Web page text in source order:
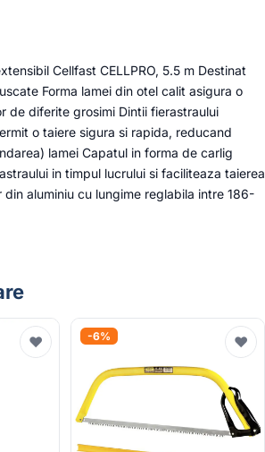
Cellfast CELLPRO, 5.5 m Destinat
Forma lamei din otel calit asigura o
de diferite grosimi Dintii fierastraului
o taiere sigura si rapida, reducand
lamei Capatul in forma de carlig
in timpul lucrului si faciliteaza taierea
aluminiu cu lungime reglabila intre 186-
♥ -6% ♥